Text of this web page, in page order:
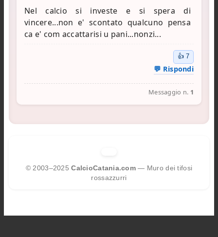
Nel calcio si investe e si spera di
vincere...non e' scontato qualcuno pensa
👍 7
💬 Rispondi
Messaggio n. 1
© 2003–2025CalcioCatania.com — Muro dei tifosi
rossazzurri